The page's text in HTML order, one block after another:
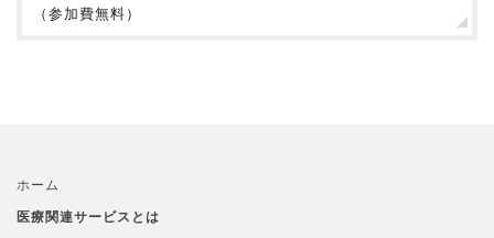
（参加費無料）
ホーム
医療関連サービスとは